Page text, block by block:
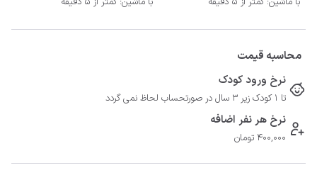
محاسبه قیمت
نرخ ورود کودک
تا 1 کودک زیر 3 سال در صورتحساب لحاظ نمی گردد
نرخ هر نفر اضافه
400,000 تومان